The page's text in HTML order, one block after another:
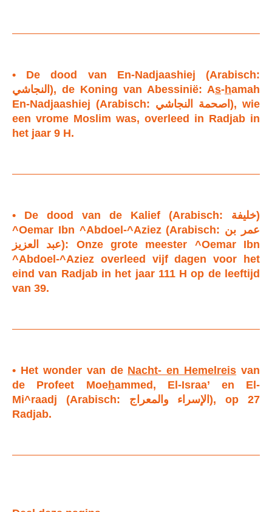
• De dood van En-Nadjaashiej (Arabisch:
النجاشي), de Koning van Abessinië: As-hamah
En-Nadjaashiej (Arabisch: اصحمة النجاشي), wie
een vrome Moslim was, overleed in Radjab in
het jaar 9 H.
• De dood van de Kalief (Arabisch: خليفة)
^Oemar Ibn ^Abdoel-^Aziez (Arabisch: عمر بن
عبد العزيز): Onze grote meester ^Oemar Ibn
^Abdoel-^Aziez overleed vijf dagen voor het
eind van Radjab in het jaar 111 H op de leeftijd
van 39.
• Het wonder van de Nacht- en Hemelreis van
de Profeet Moehammed, El-Israa’ en El-
Mi^raadj (Arabisch: الإسراء والمعراج), op 27
Radjab.